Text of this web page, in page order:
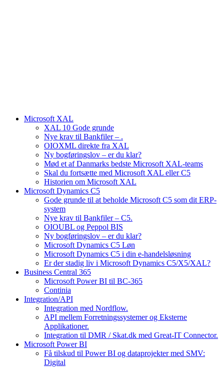
Microsoft XAL
XAL 10 Gode grunde
Nye krav til Bankfiler – .
OIOXML direkte fra XAL
Ny bogføringslov – er du klar?
Mød et af Danmarks bedste Microsoft XAL-teams
Skal du fortsætte med Microsoft XAL eller C5
Historien om Microsoft XAL
Microsoft Dynamics C5
Gode grunde til at beholde Microsoft C5 som dit ERP-
system
Nye krav til Bankfiler – C5.
OIOUBL og Peppol BIS
Ny bogføringslov – er du klar?
Microsoft Dynamics C5 Løn
Microsoft Dynamics C5 i din e-handelsløsning
Er der stadig liv i Microsoft Dynamics C5/X5/XAL?
Business Central 365
Microsoft Power BI til BC-365
Continia
Integration/API
Integration med Nordflow.
API mellem Forretningssystemer og Eksterne
Applikationer.
Integration til DMR / Skat.dk med Great-IT Connector.
Microsoft Power BI
Få tilskud til Power BI og dataprojekter med SMV:
Digital